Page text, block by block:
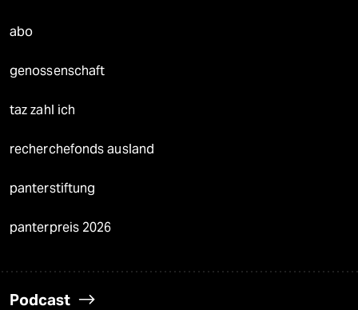
abo
genossenschaft
taz zahl ich
recherchefonds ausland
panterstiftung
panterpreis 2026
Podcast